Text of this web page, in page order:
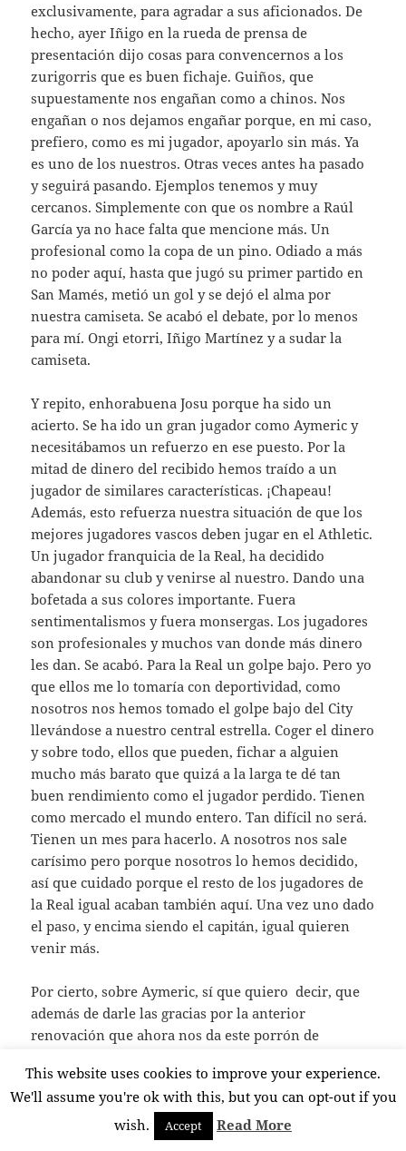
exclusivamente, para agradar a sus aficionados. De
hecho, ayer Iñigo en la rueda de prensa de
presentación dijo cosas para convencernos a los
zurigorris que es buen fichaje. Guiños, que
supuestamente nos engañan como a chinos. Nos
engañan o nos dejamos engañar porque, en mi caso,
prefiero, como es mi jugador, apoyarlo sin más. Ya
es uno de los nuestros. Otras veces antes ha pasado
y seguirá pasando. Ejemplos tenemos y muy
cercanos. Simplemente con que os nombre a Raúl
García ya no hace falta que mencione más. Un
profesional como la copa de un pino. Odiado a más
no poder aquí, hasta que jugó su primer partido en
San Mamés, metió un gol y se dejó el alma por
nuestra camiseta. Se acabó el debate, por lo menos
para mí. Ongi etorri, Iñigo Martínez y a sudar la
camiseta.
Y repito, enhorabuena Josu porque ha sido un
acierto. Se ha ido un gran jugador como Aymeric y
necesitábamos un refuerzo en ese puesto. Por la
mitad de dinero del recibido hemos traído a un
jugador de similares características. ¡Chapeau!
Además, esto refuerza nuestra situación de que los
mejores jugadores vascos deben jugar en el Athletic.
Un jugador franquicia de la Real, ha decidido
abandonar su club y venirse al nuestro. Dando una
bofetada a sus colores importante. Fuera
sentimentalismos y fuera monsergas. Los jugadores
son profesionales y muchos van donde más dinero
les dan. Se acabó. Para la Real un golpe bajo. Pero yo
que ellos me lo tomaría con deportividad, como
nosotros nos hemos tomado el golpe bajo del City
llevándose a nuestro central estrella. Coger el dinero
y sobre todo, ellos que pueden, fichar a alguien
mucho más barato que quizá a la larga te dé tan
buen rendimiento como el jugador perdido. Tienen
como mercado el mundo entero. Tan difícil no será.
Tienen un mes para hacerlo. A nosotros nos sale
carísimo pero porque nosotros lo hemos decidido,
así que cuidado porque el resto de los jugadores de
la Real igual acaban también aquí. Una vez uno dado
el paso, y encima siendo el capitán, igual quieren
venir más.
Por cierto, sobre Aymeric, sí que quiero decir, que
además de darle las gracias por la anterior
renovación que ahora nos da este porrón de
verano y no ahora. Pero… el mercado es el mercado
y ante jeque con chequera poco importan nuestros
deseos. Sí que también hubiese preferido que lo
hubiese dicho antes. Seguro que el jugador ya lo
This website uses cookies to improve your experience.
We'll assume you're ok with this, but you can opt-out if you
wish.
Accept Read More